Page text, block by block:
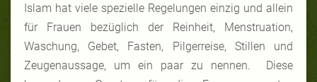
Islam hat viele spezielle Regelungen einzig und allein
für Frauen bezüglich der Reinheit, Menstruation,
Waschung, Gebet, Fasten, Pilgerreise, Stillen und
Zeugenaussage, um ein paar zu nennen. Diese